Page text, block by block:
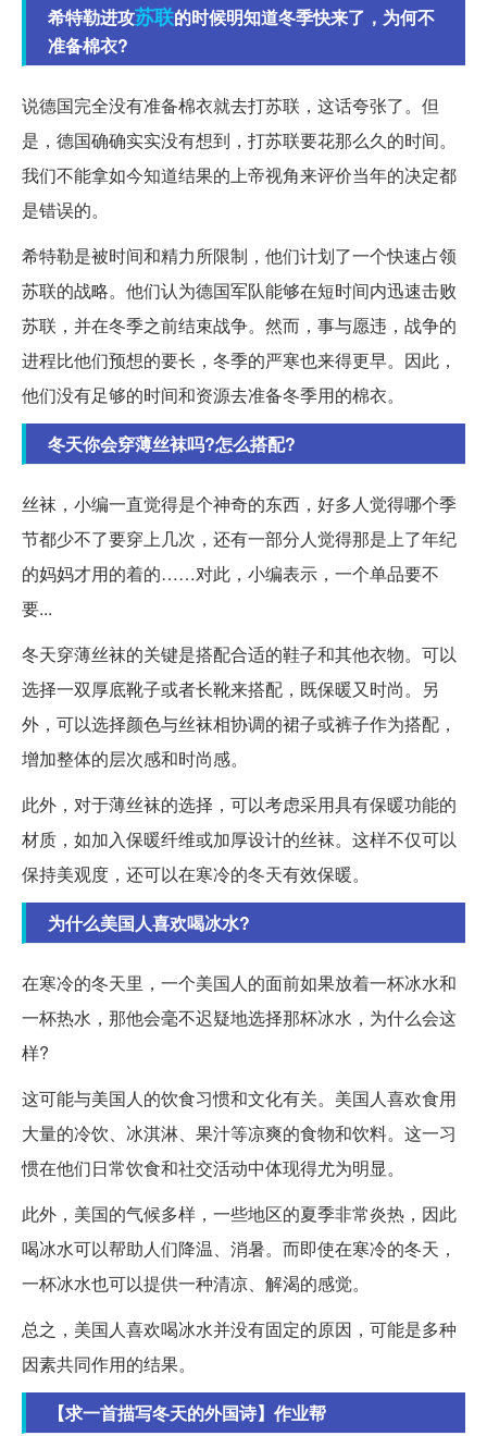
希特勒进攻苏联的时候明知道冬季快来了，为何不
准备棉衣?
说德国完全没有准备棉衣就去打苏联，这话夸张了。但
是，德国确确实实没有想到，打苏联要花那么久的时间。
我们不能拿如今知道结果的上帝视角来评价当年的决定都
是错误的。
希特勒是被时间和精力所限制，他们计划了一个快速占领
苏联的战略。他们认为德国军队能够在短时间内迅速击败
苏联，并在冬季之前结束战争。然而，事与愿违，战争的
进程比他们预想的要长，冬季的严寒也来得更早。因此，
他们没有足够的时间和资源去准备冬季用的棉衣。
冬天你会穿薄丝袜吗?怎么搭配?
丝袜，小编一直觉得是个神奇的东西，好多人觉得哪个季
节都少不了要穿上几次，还有一部分人觉得那是上了年纪
的妈妈才用的着的……对此，小编表示，一个单品要不
要...
冬天穿薄丝袜的关键是搭配合适的鞋子和其他衣物。可以
选择一双厚底靴子或者长靴来搭配，既保暖又时尚。另
外，可以选择颜色与丝袜相协调的裙子或裤子作为搭配，
增加整体的层次感和时尚感。
此外，对于薄丝袜的选择，可以考虑采用具有保暖功能的
材质，如加入保暖纤维或加厚设计的丝袜。这样不仅可以
保持美观度，还可以在寒冷的冬天有效保暖。
为什么美国人喜欢喝冰水?
在寒冷的冬天里，一个美国人的面前如果放着一杯冰水和
一杯热水，那他会毫不迟疑地选择那杯冰水，为什么会这
样?
这可能与美国人的饮食习惯和文化有关。美国人喜欢食用
大量的冷饮、冰淇淋、果汁等凉爽的食物和饮料。这一习
惯在他们日常饮食和社交活动中体现得尤为明显。
此外，美国的气候多样，一些地区的夏季非常炎热，因此
喝冰水可以帮助人们降温、消暑。而即使在寒冷的冬天，
一杯冰水也可以提供一种清凉、解渴的感觉。
总之，美国人喜欢喝冰水并没有固定的原因，可能是多种
因素共同作用的结果。
【求一首描写冬天的外国诗】作业帮